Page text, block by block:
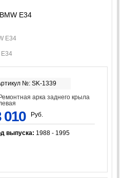
E34
E34
E34
№: SK-1339
арка заднего крыла
010 Руб.
выпуска: 1988 - 1995